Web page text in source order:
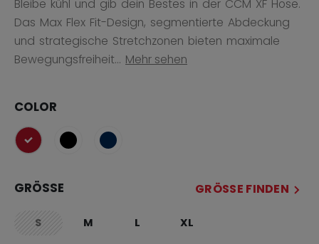
Bleibe kühl und gib dein Bestes in der CCM XF Hose.
Das Max Flex Fit-Design, segmentierte Abdeckung
und strategische Stretchzonen bieten maximale
Bewegungsfreiheit... Mehr sehen
COLOR
ausgewählt
GRÖSSE GRÖSSE FINDEN
Snot.available
M L XL